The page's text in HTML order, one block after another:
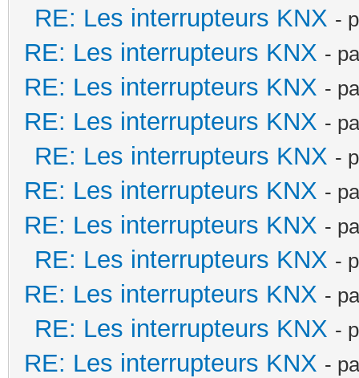
RE: Les interrupteurs KNX -
RE: Les interrupteurs KNX -
RE: Les interrupteurs KNX -
RE: Les interrupteurs KNX -
RE: Les interrupteurs KNX -
RE: Les interrupteurs KNX -
RE: Les interrupteurs KNX -
RE: Les interrupteurs KNX -
RE: Les interrupteurs KNX -
RE: Les interrupteurs KNX -
RE: Les interrupteurs KNX -